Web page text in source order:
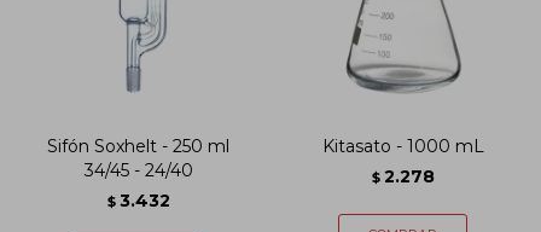
Sifón Soxhelt - 250 ml
34/45 - 24/40
$ 3.432
Kitasato - 1000 mL
$ 2.278